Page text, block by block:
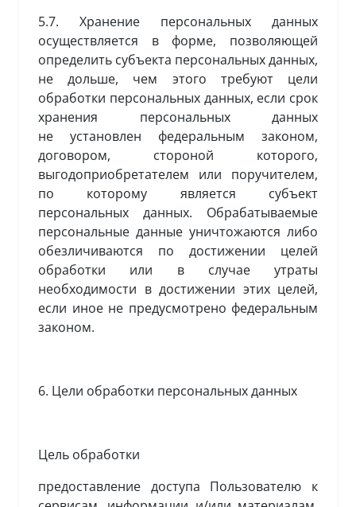
5.7. Хранение персональных данных
осуществляется в форме, позволяющей
определить субъекта персональных данных,
не дольше, чем этого требуют цели
обработки персональных данных, если срок
хранения персональных данных
не установлен федеральным законом,
договором, стороной которого,
выгодоприобретателем или поручителем,
по которому является субъект
персональных данных. Обрабатываемые
персональные данные уничтожаются либо
обезличиваются по достижении целей
обработки или в случае утраты
необходимости в достижении этих целей,
если иное не предусмотрено федеральным
законом.
6. Цели обработки персональных данных
Цель обработки
предоставление доступа Пользователю к